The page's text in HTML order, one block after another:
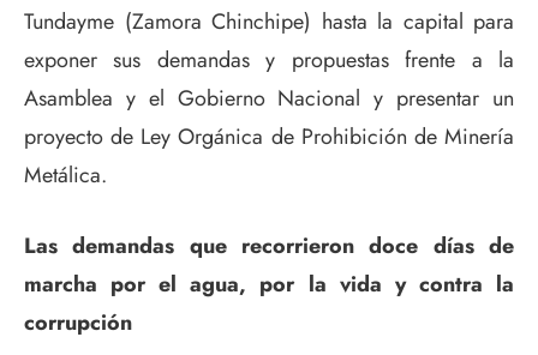
Tundayme (Zamora Chinchipe) hasta la capital para
exponer sus demandas y propuestas frente a la
Asamblea y el Gobierno Nacional y presentar un
proyecto de Ley Orgánica de Prohibición de Minería
Metálica.
Las demandas que recorrieron doce días de
marcha por el agua, por la vida y contra la
corrupción